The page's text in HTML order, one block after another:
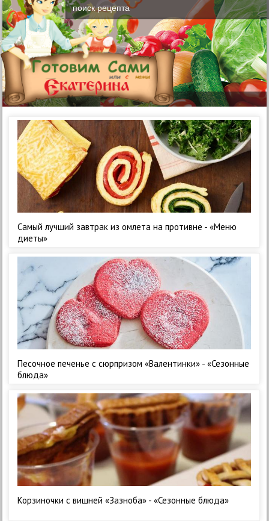
Самый лучший завтрак из омлета на противне - «Меню
диеты»
Песочное печенье с сюрпризом «Валентинки» - «Сезонные
блюда»
Корзиночки с вишней «Зазноба» - «Сезонные блюда»